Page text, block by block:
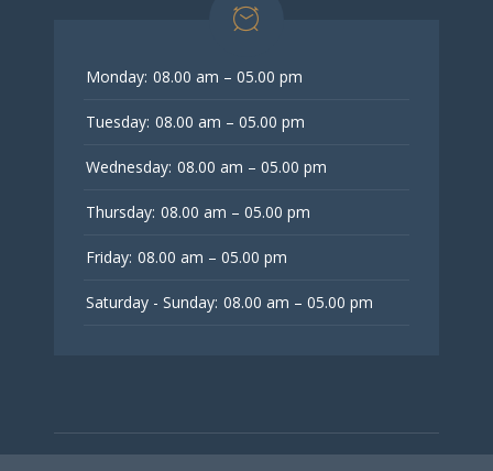
Monday: 08.00 am – 05.00 pm
Tuesday: 08.00 am – 05.00 pm
Wednesday: 08.00 am – 05.00 pm
Thursday: 08.00 am – 05.00 pm
Friday: 08.00 am – 05.00 pm
Saturday - Sunday: 08.00 am – 05.00 pm